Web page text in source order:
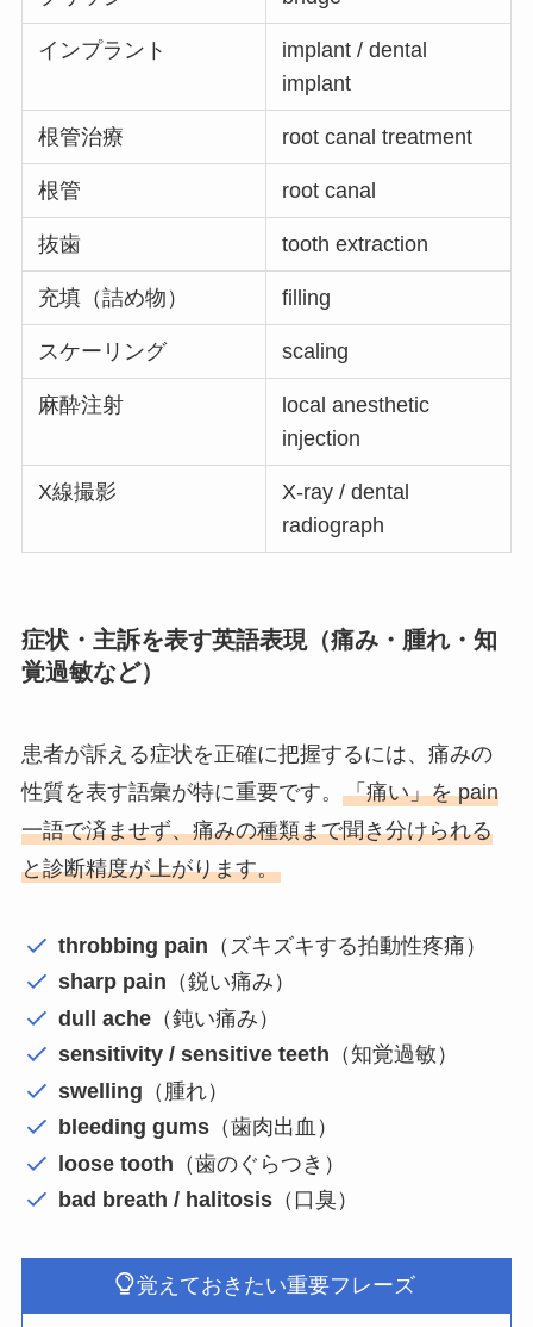
インプラント
implant / dental
implant
根管治療 root canal treatment
根管 root canal
抜歯 tooth extraction
充填（詰め物） filling
スケーリング scaling
麻酔注射
local anesthetic
injection
X線撮影
X-ray / dental
radiograph
症状・主訴を表す英語表現（痛み・腫れ・知
覚過敏など）
患者が訴える症状を正確に把握するには、痛みの
性質を表す語彙が特に重要です。 「痛い」を pain
一語で済ませず、痛みの種類まで聞き分けられる
と診断精度が上がります。
throbbing pain （ズキズキする拍動性疼痛）
sharp pain （鋭い痛み）
dull ache （鈍い痛み）
sensitivity / sensitive teeth （知覚過敏）
swelling （腫れ）
bleeding gums （歯肉出血）
loose tooth （歯のぐらつき）
bad breath / halitosis （口臭）
覚えておきたい重要フレーズ